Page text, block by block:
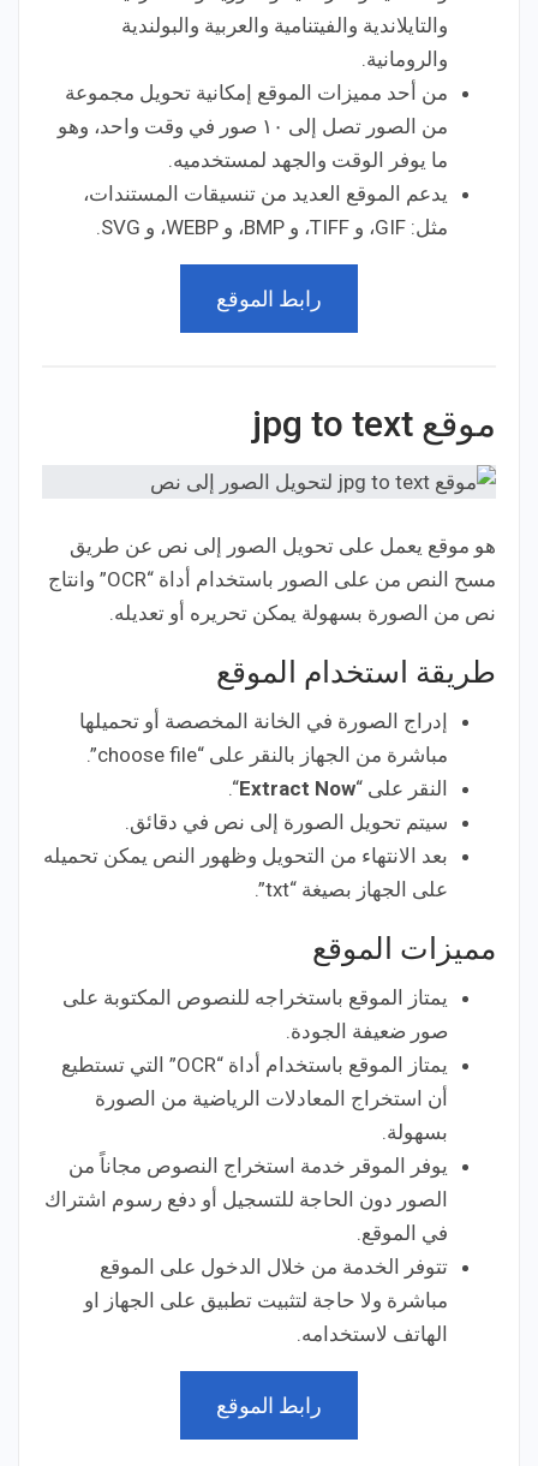
والتايلاندية والفيتنامية والعربية والبولندية
والرومانية.
من أحد مميزات الموقع إمكانية تحويل مجموعة
من الصور تصل إلى ١٠ صور في وقت واحد، وهو
ما يوفر الوقت والجهد لمستخدميه.
يدعم الموقع العديد من تنسيقات المستندات،
مثل: GIF، و TIFF، و BMP، و WEBP، و SVG.
رابط الموقع
موقع jpg to text
هو موقع يعمل على تحويل الصور إلى نص عن طريق
مسح النص من على الصور باستخدام أداة “OCR” وانتاج
نص من الصورة بسهولة يمكن تحريره أو تعديله.
طريقة استخدام الموقع
إدراج الصورة في الخانة المخصصة أو تحميلها
مباشرة من الجهاز بالنقر على “choose file”.
النقر على “Extract Now
“.
سيتم تحويل الصورة إلى نص في دقائق.
بعد الانتهاء من التحويل وظهور النص يمكن تحميله
على الجهاز بصيغة “txt”.
مميزات الموقع
يمتاز الموقع باستخراجه للنصوص المكتوبة على
صور ضعيفة الجودة.
يمتاز الموقع باستخدام أداة “OCR” التي تستطيع
أن استخراج المعادلات الرياضية من الصورة
بسهولة.
يوفر الموقر خدمة استخراج النصوص مجاناً من
الصور دون الحاجة للتسجيل أو دفع رسوم اشتراك
في الموقع.
تتوفر الخدمة من خلال الدخول على الموقع
مباشرة ولا حاجة لتثبيت تطبيق على الجهاز او
الهاتف لاستخدامه.
رابط الموقع